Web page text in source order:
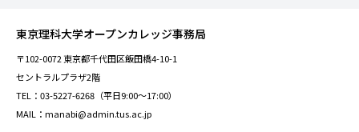
東京理科大学オープンカレッジ事務局
〒102-0072 東京都千代田区飯田橋4-10-1
セントラルプラザ2階
TEL：03-5227-6268（平日9:00～17:00）
MAIL：manabi@admin.tus.ac.jp